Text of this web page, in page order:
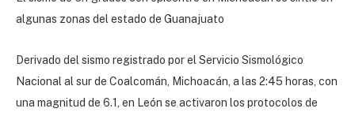
algunas zonas del estado de Guanajuato
Derivado del sismo registrado por el Servicio Sismológico
Nacional al sur de Coalcomán, Michoacán, a las 2:45 horas, con
una magnitud de 6.1, en León se activaron los protocolos de